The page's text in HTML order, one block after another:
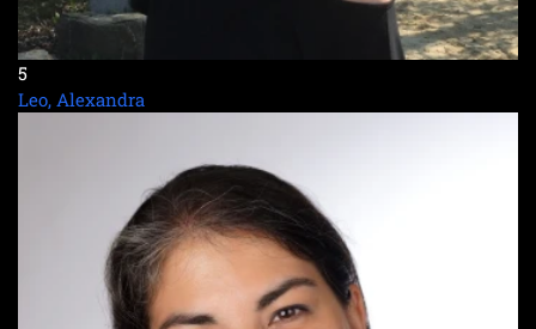
5
Leo, Alexandra